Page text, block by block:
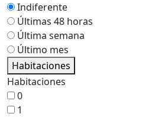
Indiferente
Últimas 48 horas
Última semana
Último mes
Habitaciones
Habitaciones
0
1